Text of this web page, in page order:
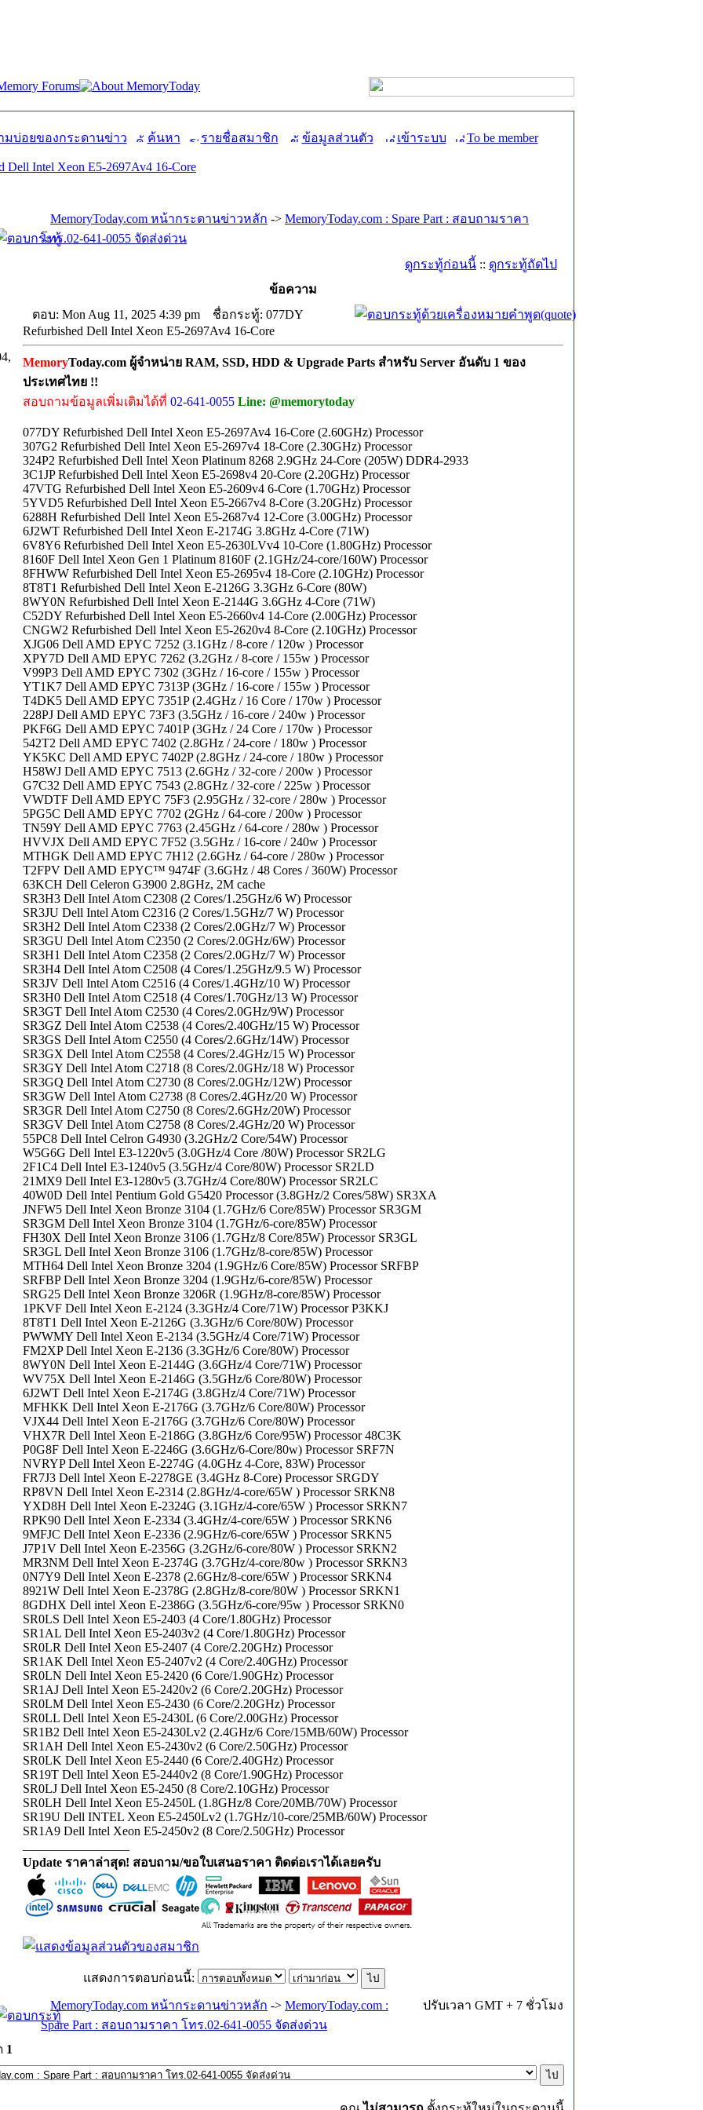
มบ่อยของกระดานข่าว ค้นหา รายชื่อสมาชิก ข้อมูลส่วนตัว เข้าระบบ To be member
Dell Intel Xeon E5-2697Av4 16-Core
MemoryToday.com หน้ากระดานข่าวหลัก -> MemoryToday.com : Spare Part : สอบถามราคา
โทร.02-641-0055 จัดส่งด่วน
ดูกระทู้ก่อนนี้ :: ดูกระทู้ถัดไป
ข้อความ
ตอบ: Mon Aug 11, 2025 4:39 pm
ชื่อกระทู้: 077DY
Refurbished Dell Intel Xeon E5-2697Av4 16-Core
MemoryToday.com ผู้จำหน่าย RAM, SSD, HDD & Upgrade Parts สำหรับ Server อันดับ 1 ของ
ประเทศไทย !!
สอบถามข้อมูลเพิ่มเติมได้ที่ 02-641-0055 Line: @memorytoday
077DY Refurbished Dell Intel Xeon E5-2697Av4 16-Core (2.60GHz) Processor
307G2 Refurbished Dell Intel Xeon E5-2697v4 18-Core (2.30GHz) Processor
324P2 Refurbished Dell Intel Xeon Platinum 8268 2.9GHz 24-Core (205W) DDR4-2933
3C1JP Refurbished Dell Intel Xeon E5-2698v4 20-Core (2.20GHz) Processor
47VTG Refurbished Dell Intel Xeon E5-2609v4 6-Core (1.70GHz) Processor
5YVD5 Refurbished Dell Intel Xeon E5-2667v4 8-Core (3.20GHz) Processor
6288H Refurbished Dell Intel Xeon E5-2687v4 12-Core (3.00GHz) Processor
6J2WT Refurbished Dell Intel Xeon E-2174G 3.8GHz 4-Core (71W)
6V8Y6 Refurbished Dell Intel Xeon E5-2630LVv4 10-Core (1.80GHz) Processor
8160F Dell Intel Xeon Gen 1 Platinum 8160F (2.1GHz/24-core/160W) Processor
8FHWW Refurbished Dell Intel Xeon E5-2695v4 18-Core (2.10GHz) Processor
8T8T1 Refurbished Dell Intel Xeon E-2126G 3.3GHz 6-Core (80W)
8WY0N Refurbished Dell Intel Xeon E-2144G 3.6GHz 4-Core (71W)
C52DY Refurbished Dell Intel Xeon E5-2660v4 14-Core (2.00GHz) Processor
CNGW2 Refurbished Dell Intel Xeon E5-2620v4 8-Core (2.10GHz) Processor
XJG06 Dell AMD EPYC 7252 (3.1GHz / 8-core / 120w ) Processor
XPY7D Dell AMD EPYC 7262 (3.2GHz / 8-core / 155w ) Processor
V99P3 Dell AMD EPYC 7302 (3GHz / 16-core / 155w ) Processor
YT1K7 Dell AMD EPYC 7313P (3GHz / 16-core / 155w ) Processor
T4DK5 Dell AMD EPYC 7351P (2.4GHz / 16 Core / 170w ) Processor
228PJ Dell AMD EPYC 73F3 (3.5GHz / 16-core / 240w ) Processor
PKF6G Dell AMD EPYC 7401P (3GHz / 24 Core / 170w ) Processor
542T2 Dell AMD EPYC 7402 (2.8GHz / 24-core / 180w ) Processor
YK5KC Dell AMD EPYC 7402P (2.8GHz / 24-core / 180w ) Processor
H58WJ Dell AMD EPYC 7513 (2.6GHz / 32-core / 200w ) Processor
G7C32 Dell AMD EPYC 7543 (2.8GHz / 32-core / 225w ) Processor
VWDTF Dell AMD EPYC 75F3 (2.95GHz / 32-core / 280w ) Processor
5PG5C Dell AMD EPYC 7702 (2GHz / 64-core / 200w ) Processor
TN59Y Dell AMD EPYC 7763 (2.45GHz / 64-core / 280w ) Processor
HVVJX Dell AMD EPYC 7F52 (3.5GHz / 16-core / 240w ) Processor
MTHGK Dell AMD EPYC 7H12 (2.6GHz / 64-core / 280w ) Processor
T2FPV Dell AMD EPYC™ 9474F (3.6GHz / 48 Cores / 360W) Processor
63KCH Dell Celeron G3900 2.8GHz, 2M cache
SR3H3 Dell Intel Atom C2308 (2 Cores/1.25GHz/6 W) Processor
SR3JU Dell Intel Atom C2316 (2 Cores/1.5GHz/7 W) Processor
SR3H2 Dell Intel Atom C2338 (2 Cores/2.0GHz/7 W) Processor
SR3GU Dell Intel Atom C2350 (2 Cores/2.0GHz/6W) Processor
SR3H1 Dell Intel Atom C2358 (2 Cores/2.0GHz/7 W) Processor
SR3H4 Dell Intel Atom C2508 (4 Cores/1.25GHz/9.5 W) Processor
SR3JV Dell Intel Atom C2516 (4 Cores/1.4GHz/10 W) Processor
SR3H0 Dell Intel Atom C2518 (4 Cores/1.70GHz/13 W) Processor
SR3GT Dell Intel Atom C2530 (4 Cores/2.0GHz/9W) Processor
SR3GZ Dell Intel Atom C2538 (4 Cores/2.40GHz/15 W) Processor
SR3GS Dell Intel Atom C2550 (4 Cores/2.6GHz/14W) Processor
SR3GX Dell Intel Atom C2558 (4 Cores/2.4GHz/15 W) Processor
SR3GY Dell Intel Atom C2718 (8 Cores/2.0GHz/18 W) Processor
SR3GQ Dell Intel Atom C2730 (8 Cores/2.0GHz/12W) Processor
SR3GW Dell Intel Atom C2738 (8 Cores/2.4GHz/20 W) Processor
SR3GR Dell Intel Atom C2750 (8 Cores/2.6GHz/20W) Processor
SR3GV Dell Intel Atom C2758 (8 Cores/2.4GHz/20 W) Processor
55PC8 Dell Intel Celron G4930 (3.2GHz/2 Core/54W) Processor
W5G6G Dell Intel E3-1220v5 (3.0GHz/4 Core /80W) Processor SR2LG
2F1C4 Dell Intel E3-1240v5 (3.5GHz/4 Core/80W) Processor SR2LD
21MX9 Dell Intel E3-1280v5 (3.7GHz/4 Core/80W) Processor SR2LC
40W0D Dell Intel Pentium Gold G5420 Processor (3.8GHz/2 Cores/58W) SR3XA
JNFW5 Dell Intel Xeon Bronze 3104 (1.7GHz/6 Core/85W) Processor SR3GM
SR3GM Dell Intel Xeon Bronze 3104 (1.7GHz/6-core/85W) Processor
FH30X Dell Intel Xeon Bronze 3106 (1.7GHz/8 Core/85W) Processor SR3GL
SR3GL Dell Intel Xeon Bronze 3106 (1.7GHz/8-core/85W) Processor
MTH64 Dell Intel Xeon Bronze 3204 (1.9GHz/6 Core/85W) Processor SRFBP
SRFBP Dell Intel Xeon Bronze 3204 (1.9GHz/6-core/85W) Processor
SRG25 Dell Intel Xeon Bronze 3206R (1.9GHz/8-core/85W) Processor
1PKVF Dell Intel Xeon E-2124 (3.3GHz/4 Core/71W) Processor P3KKJ
8T8T1 Dell Intel Xeon E-2126G (3.3GHz/6 Core/80W) Processor
PWWMY Dell Intel Xeon E-2134 (3.5GHz/4 Core/71W) Processor
FM2XP Dell Intel Xeon E-2136 (3.3GHz/6 Core/80W) Processor
8WY0N Dell Intel Xeon E-2144G (3.6GHz/4 Core/71W) Processor
WV75X Dell Intel Xeon E-2146G (3.5GHz/6 Core/80W) Processor
6J2WT Dell Intel Xeon E-2174G (3.8GHz/4 Core/71W) Processor
MFHKK Dell Intel Xeon E-2176G (3.7GHz/6 Core/80W) Processor
VJX44 Dell Intel Xeon E-2176G (3.7GHz/6 Core/80W) Processor
VHX7R Dell Intel Xeon E-2186G (3.8GHz/6 Core/95W) Processor 48C3K
P0G8F Dell Intel Xeon E-2246G (3.6GHz/6-Core/80w) Processor SRF7N
NVRYP Dell Intel Xeon E-2274G (4.0GHz 4-Core, 83W) Processor
FR7J3 Dell Intel Xeon E-2278GE (3.4GHz 8-Core) Processor SRGDY
RP8VN Dell Intel Xeon E-2314 (2.8GHz/4-core/65W ) Processor SRKN8
YXD8H Dell Intel Xeon E-2324G (3.1GHz/4-core/65W ) Processor SRKN7
RPK90 Dell Intel Xeon E-2334 (3.4GHz/4-core/65W ) Processor SRKN6
9MFJC Dell Intel Xeon E-2336 (2.9GHz/6-core/65W ) Processor SRKN5
J7P1V Dell Intel Xeon E-2356G (3.2GHz/6-core/80W ) Processor SRKN2
MR3NM Dell Intel Xeon E-2374G (3.7GHz/4-core/80w ) Processor SRKN3
0N7Y9 Dell Intel Xeon E-2378 (2.6GHz/8-core/65W ) Processor SRKN4
8921W Dell Intel Xeon E-2378G (2.8GHz/8-core/80W ) Processor SRKN1
8GDHX Dell intel Xeon E-2386G (3.5GHz/6-core/95w ) Processor SRKN0
SR0LS Dell Intel Xeon E5-2403 (4 Core/1.80GHz) Processor
SR1AL Dell Intel Xeon E5-2403v2 (4 Core/1.80GHz) Processor
SR0LR Dell Intel Xeon E5-2407 (4 Core/2.20GHz) Processor
SR1AK Dell Intel Xeon E5-2407v2 (4 Core/2.40GHz) Processor
SR0LN Dell Intel Xeon E5-2420 (6 Core/1.90GHz) Processor
SR1AJ Dell Intel Xeon E5-2420v2 (6 Core/2.20GHz) Processor
SR0LM Dell Intel Xeon E5-2430 (6 Core/2.20GHz) Processor
SR0LL Dell Intel Xeon E5-2430L (6 Core/2.00GHz) Processor
SR1B2 Dell Intel Xeon E5-2430Lv2 (2.4GHz/6 Core/15MB/60W) Processor
SR1AH Dell Intel Xeon E5-2430v2 (6 Core/2.50GHz) Processor
SR0LK Dell Intel Xeon E5-2440 (6 Core/2.40GHz) Processor
SR19T Dell Intel Xeon E5-2440v2 (8 Core/1.90GHz) Processor
SR0LJ Dell Intel Xeon E5-2450 (8 Core/2.10GHz) Processor
SR0LH Dell Intel Xeon E5-2450L (1.8GHz/8 Core/20MB/70W) Processor
SR19U Dell INTEL Xeon E5-2450Lv2 (1.7GHz/10-core/25MB/60W) Processor
SR1A9 Dell Intel Xeon E5-2450v2 (8 Core/2.50GHz) Processor
Update ราคาล่าสุด! สอบถาม/ขอใบเสนอราคา ติดต่อเราได้เลยครับ
แสดงการตอบก่อนนี้:
MemoryToday.com หน้ากระดานข่าวหลัก -> MemoryToday.com :
Spare Part : สอบถามราคา โทร.02-641-0055 จัดส่งด่วน
ปรับเวลา GMT + 7 ชั่วโมง
1